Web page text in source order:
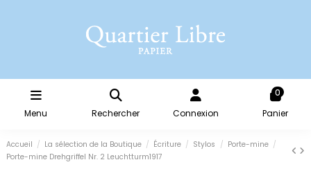
Menu Rechercher Connexion
0
Panier
Accueil La sélection de la Boutique Écriture Stylos
Porte-mine
Porte-mine Drehgriffel Nr. 2 Leuchtturm1917